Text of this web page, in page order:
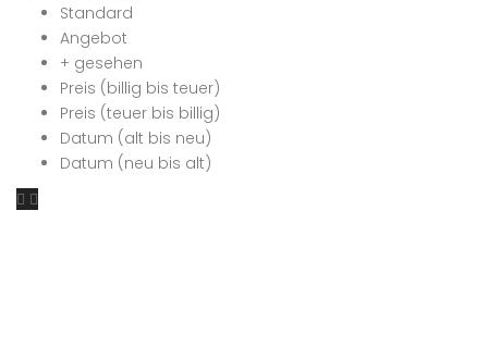
Standard
Angebot
+ gesehen
Preis (billig bis teuer)
Preis (teuer bis billig)
Datum (alt bis neu)
Datum (neu bis alt)